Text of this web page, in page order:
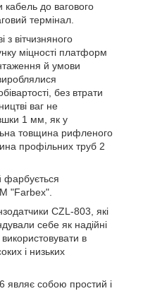
кабель до вагового
термінал.
з вітчизняного
міцності платформ
й умови
без втрати
ваг не
1 мм, як у
товщина рифленого
профільних труб 2
фарбується
"Farbex".
CZL-803, які
себе як надійні
в
і низьких
являє собою простий і